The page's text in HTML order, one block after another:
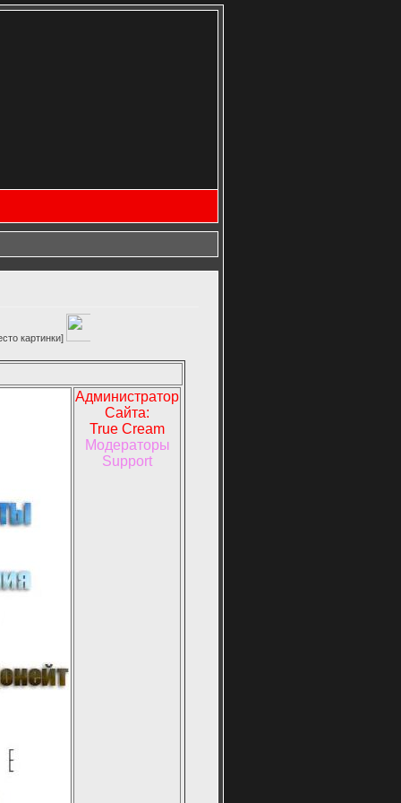
Администратор
Сайта:
True Cream
Модераторы
Support